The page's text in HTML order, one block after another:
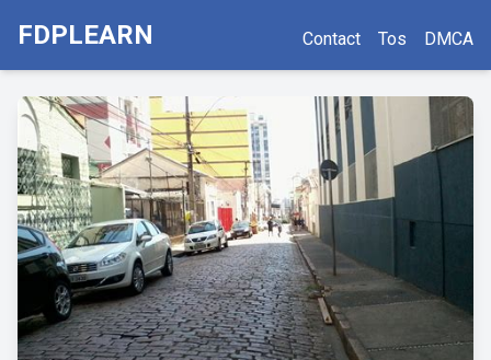
FDPLEARN Contact Tos DMCA